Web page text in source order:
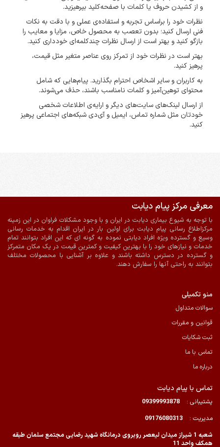
و از کشیدن حروف یا کلمات با صفحه‌کلید بپرهیزید.
نظرات خود را براساس تجربه و استفاده‌ی عملی و با دقت به نکات
فنی ارسال کنید؛ بدون تعصب به محصول خاص، مزایا و معایب را
بازگو کنید و بهتر است از ارسال نظرات چندکلمه‌‌ای خودداری کنید.
بهتر است در نظرات خود از تمرکز روی عناصر متغیر مثل قیمت،
پرهیز کنید.
به کاربران و سایر اشخاص احترام بگذارید. پیام‌هایی که شامل
محتوای توهین‌آمیز و کلمات نامناسب باشند، حذف می‌شوند.
از ارسال لینک‌های سایت‌های دیگر و ارایه‌ی اطلاعات شخصی
خودتان مثل شماره تماس، ایمیل و آی‌دی شبکه‌های اجتماعی پرهیز
کنید.
ضمانت اصالت و سلامت فیزیکی کالا
پرداخت آنلاین
ارسال با پیک در شیراز
معرفی مرکز پیام دیابت
با توجه به شیوع بیماری دیابت در ایران و با وجود مشکلات فراوان در این زمینه
مرکزاطلاع رسانی پیام دیابت برای اولین بار در ایران اقدام به خدمات رسانی
وسیع و گسترده ویژه افراد دیابتی نموده به گونه ای که این افراد بتوانند تمام
خدمات و نیازهای خود را با بهترین کیفیت و کمترین قیمت در یک مکان متمرکز
و گسترده در دسترس داشته باشند و علاوه بر آشنایی با محصولات مختلف
بتوانند به راحتی آنها را سفارش دهند.
منو تکمیلی
سوالات متداول
قوانین و مقررات
ثبت شکایات
تماس با ما
درباره ما
تماس با پیام دیابت
پشتیبانی :
09399993878
مدیریت :
09176080313
شعبه 1 شیراز میدان لیعصر روبروی درمانگاه شهید رضایی مجتمع سلمان طبقه
همکف واحد 11